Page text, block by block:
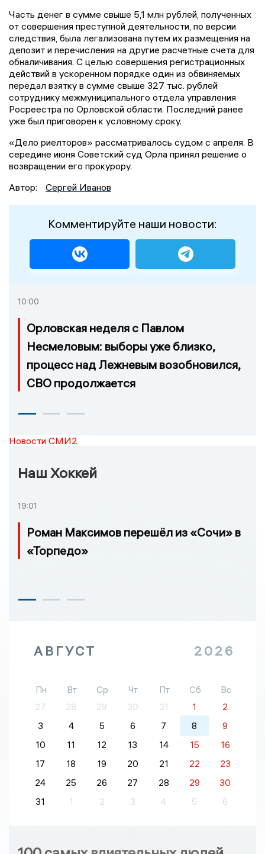
Часть денег в сумме свыше 5,1 млн рублей, полученных
от совершения преступной деятельности, по версии
следствия, была легализована путем их размещения на
депозит и перечисления на другие расчетные счета для
обналичивания. С целью совершения регистрационных
действий в ускоренном порядке один из обвиняемых
передал взятку в сумме свыше 327 тыс. рублей
сотруднику межмуниципального отдела управления
Росреестра по Орловской области. Последний ранее
уже был приговорен к условному сроку.
«Дело риелторов» рассматривалось судом с апреля. В
середине июня Советский суд Орла принял решение о
возвращении его прокурору.
Автор:
Сергей Иванов
Комментируйте наши новости:
10:00
Орловская неделя с Павлом
Несмеловым: выборы уже близко,
процесс над Лежневым возобновился,
СВО продолжается
Новости СМИ2
Наш Хоккей
19:01
Роман Максимов перешёл из «Сочи» в
«Торпедо»
АВГУСТ 2026
Пн Вт Ср Чт Пт Сб
Вс
27
28 29 30 31 1
2
3
4 5 6 7 8
9
10
11 12 13 14 15
16
17
18 19 20 21 22
23
24
25 26 27 28 29
30
31
1 2 3 4 5 6